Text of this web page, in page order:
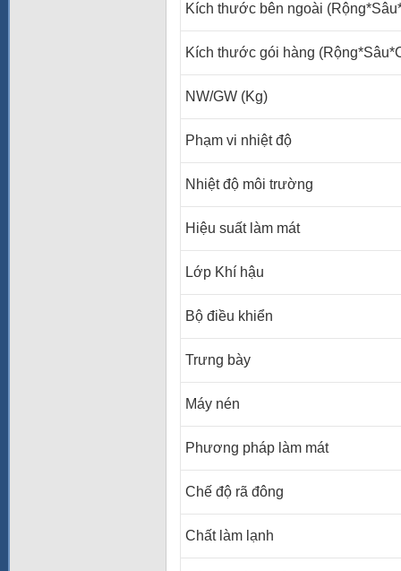
Kích thước bên ngoài
Kích thước gói hàng
NW/GW (Kg)
Phạm vi nhiệt độ
Nhiệt độ môi trường
Hiệu suất làm mát
Lớp Khí hậu
Bộ điều khiển
Trưng bày
Máy nén
Phương pháp làm mát
Chế độ rã đông
Chất làm lạnh